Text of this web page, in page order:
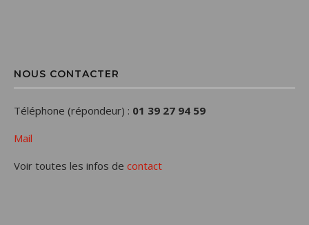
NOUS CONTACTER
Téléphone (répondeur) : 01 39 27 94 59
Mail
Voir toutes les infos de contact